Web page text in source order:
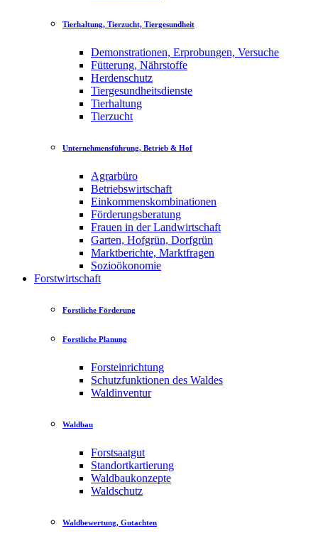
Tierhaltung, Tierzucht, Tiergesundheit
Demonstrationen, Erprobungen, Versuche
Fütterung, Nährstoffe
Herdenschutz
Tiergesundheitsdienste
Tierhaltung
Tierzucht
Unternehmensführung, Betrieb & Hof
Agrarbüro
Betriebswirtschaft
Einkommenskombinationen
Förderungsberatung
Frauen in der Landwirtschaft
Garten, Hofgrün, Dorfgrün
Marktberichte, Marktfragen
Sozioökonomie
Forstwirtschaft
Forstliche Förderung
Forstliche Planung
Forsteinrichtung
Schutzfunktionen des Waldes
Waldinventur
Waldbau
Forstsaatgut
Standortkartierung
Waldbaukonzepte
Waldschutz
Waldbewertung, Gutachten